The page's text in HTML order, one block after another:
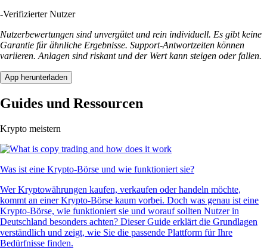
-Verifizierter Nutzer
Nutzerbewertungen sind unvergütet und rein individuell. Es gibt keine
Garantie für ähnliche Ergebnisse. Support-Antwortzeiten können
variieren. Anlagen sind riskant und der Wert kann steigen oder fallen.
App herunterladen
Guides und Ressourcen
Krypto meistern
Was ist eine Krypto-Börse und wie funktioniert sie?
Wer Kryptowährungen kaufen, verkaufen oder handeln möchte,
kommt an einer Krypto-Börse kaum vorbei. Doch was genau ist eine
Krypto-Börse, wie funktioniert sie und worauf sollten Nutzer in
Deutschland besonders achten? Dieser Guide erklärt die Grundlagen
verständlich und zeigt, wie Sie die passende Plattform für Ihre
Bedürfnisse finden.